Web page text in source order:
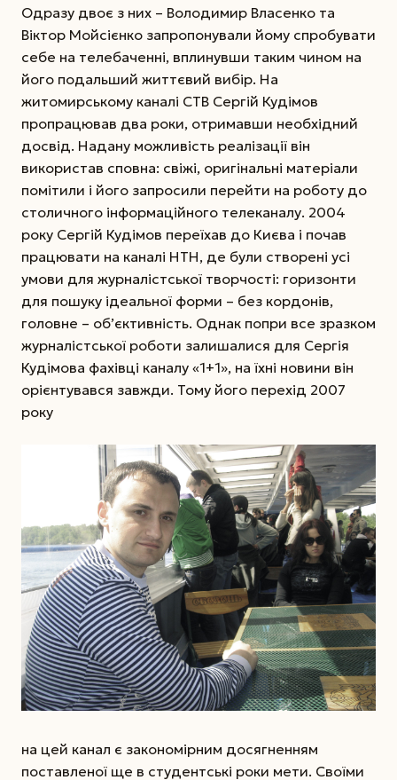
Одразу двоє з них – Володимир Власенко та
Віктор Мойсієнко запропонували йому спробувати
себе на телебаченні, вплинувши таким чином на
його подальший життєвий вибір. На
житомирському каналі СТВ Сергій Кудімов
пропрацював два роки, отримавши необхідний
досвід. Надану можливість реалізації він
використав сповна: свіжі, оригінальні матеріали
помітили і його запросили перейти на роботу до
столичного інформаційного телеканалу. 2004
року Сергій Кудімов переїхав до Києва і почав
працювати на каналі НТН, де були створені усі
умови для журналістської творчості: горизонти
для пошуку ідеальної форми – без кордонів,
головне – об’єктивність. Однак попри все зразком
журналістської роботи залишалися для Сергія
Кудімова фахівці каналу «1+1», на їхні новини він
орієнтувався завжди. Тому його перехід 2007
року
на цей канал є закономірним досягненням
поставленої ще в студентські роки мети. Своїми